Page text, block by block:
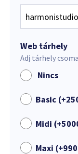
Web tárhely
Adj tárhely
Nincs
Basic (+
Midi (+
Maxi (+